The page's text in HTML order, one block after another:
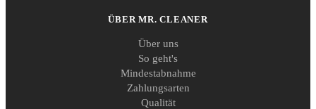
ÜBER MR. CLEANER
Über uns
So geht's
Mindestabnahme
Zahlungsarten
Qualität